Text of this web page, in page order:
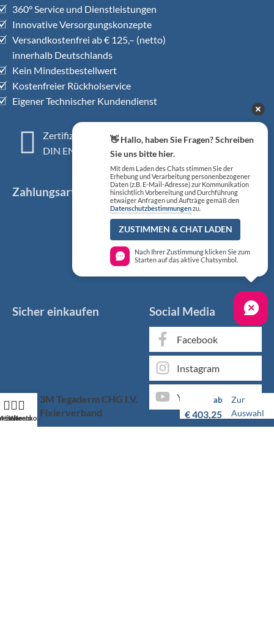
360° Service und Dienstleistungen
Innovative Versorgungskonzepte
Versandkostenfrei ab € 125,– (netto)
innerhalb Deutschlands
Kein Mindestbestellwert
Kostenfreier Rückholservice
Eigener Technischer Kundendienst
Zertifiziertes QM-System
DIN EN ISO 13485
Zahlungsarten
Sicher einkaufen Social Media
Facebook
Instagram
YouTube
Konto
Warenkorb
3M Tegaderm CHG I.V.
Fixierverband
ab
€403,25
Zur
Auswahl
👋 Hallo, haben Sie Fragen? Schreiben
Sie uns bitte hier.
Mit dem Laden des Chats stimmen Sie der
Erhebung und Verarbeitung personenbezogener
Daten (z.B. E-Mail-Adresse) zur Kommunikation
hinsichtlich Vorbereitung und Durchführung
etwaiger Anfragen und Aufträge gemäß den
Datenschutzbestimmungenzu.
ZUSTIMMEN & CHAT LADEN
Nach Ihrer Zustimmung klicken Sie zum
Starten auf das aktive Chatsymbol.